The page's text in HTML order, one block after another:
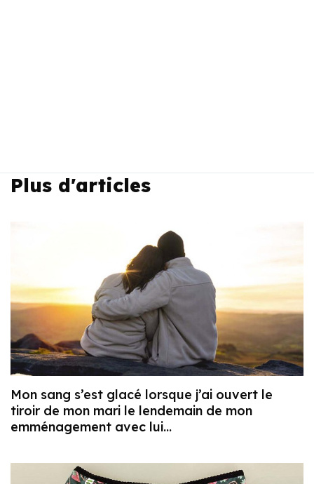
Plus d'articles
Mon sang s’est glacé lorsque j’ai ouvert le
tiroir de mon mari le lendemain de mon
emménagement avec lui…